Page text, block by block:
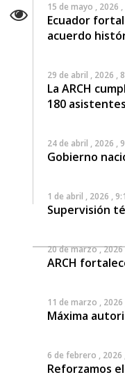
15 de mayo , 2026
Ecuador
acuerdo
29 de abril , 2026 ,
La ARCH
180
24 de abril , 2026 ,
Gobierno
1 de abril , 2026 ,
Supervisión
20 de marzo , 2026
ARCH
11 de marzo , 2026
Máxima
6 de febrero , 2026
Reforzamos